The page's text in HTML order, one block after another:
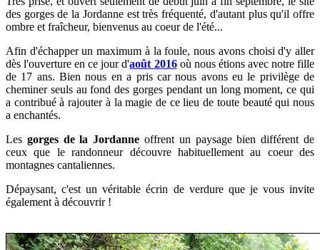
des gorges de la Jordanne est très fréquenté, d'autant plus qu'il offre
ombre et fraîcheur, bienvenus au coeur de l'été...
Afin d'échapper un maximum à la foule, nous avons choisi d'y aller
dès l'ouverture en ce jour d'août 2016où nous étions avec notre fille
de 17 ans. Bien nous en a pris carnous avons eu le privilège de
cheminer seuls au fond des gorges pendant un long moment, ce qui
a contribué à rajouter à la magie de ce lieu de toute beauté qui nous
a enchantés.
Les gorges de la Jordanne offrent un paysage bien différent de
ceux que le randonneur découvre habituellement au coeur des
montagnes cantaliennes.
Dépaysant, c'est un véritable écrin de verdure que je vous invite
également à découvrir !